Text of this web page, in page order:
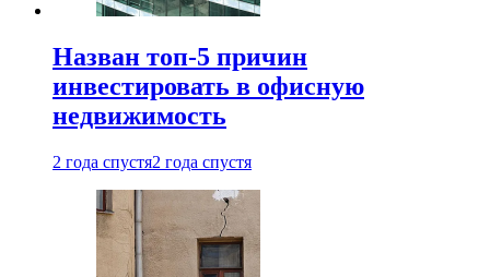
Назван топ-5 причин
инвестировать в офисную
недвижимость
2 года спустя2 года спустя